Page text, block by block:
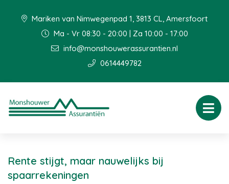
Mariken van Nimwegenpad 1, 3813 CL, Amersfoort
Ma - Vr 08:30 - 20:00 | Za 10:00 - 17:00
info@monshouwerassurantien.nl
0614449782
Rente stijgt, maar nauwelijks bij
spaarrekeningen